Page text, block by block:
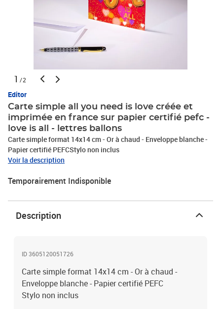
1 /2
Editor
Carte simple all you need is love créée et
imprimée en france sur papier certifié pefc -
love is all - lettres ballons
Carte simple format 14x14 cm - Or à chaud - Enveloppe blanche -
Papier certifié PEFCStylo non inclus
Voir la description
Temporairement Indisponible
Description
ID 3605120051726
Carte simple format 14x14 cm - Or à chaud -
Enveloppe blanche - Papier certifié PEFC
Stylo non inclus